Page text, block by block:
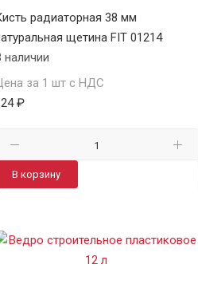
радиаторная 38 мм
щетина FIT 01214
наличии
за 1 шт с НДС
₽
В корзину